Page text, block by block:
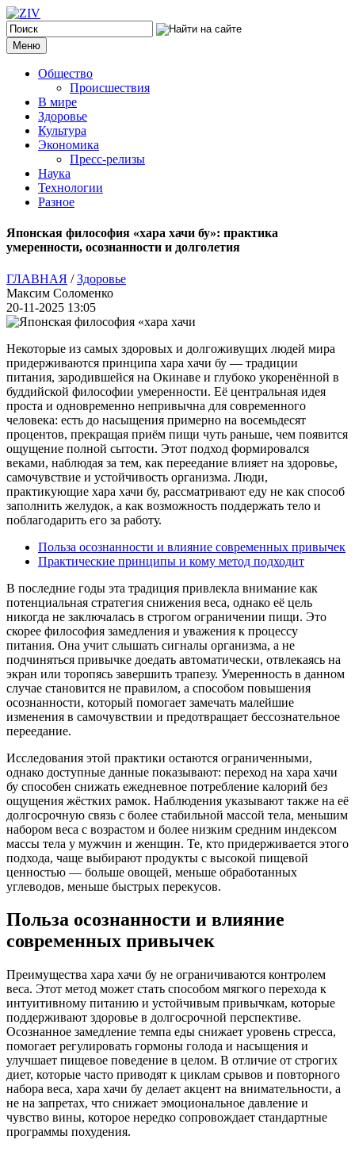
Меню
Общество
Происшествия
В мире
Здоровье
Культура
Экономика
Пресс-релизы
Наука
Технологии
Разное
Японская философия «хара хачи бу»: практика
умеренности, осознанности и долголетия
ГЛАВНАЯ /Здоровье
Максим Соломенко
20-11-2025 13:05
Некоторые из самых здоровых и долгоживущих людей мира
придерживаются принципа хара хачи бу — традиции
питания, зародившейся на Окинаве и глубоко укоренённой в
буддийской философии умеренности. Её центральная идея
проста и одновременно непривычна для современного
человека: есть до насыщения примерно на восемьдесят
процентов, прекращая приём пищи чуть раньше, чем появится
ощущение полной сытости. Этот подход формировался
веками, наблюдая за тем, как переедание влияет на здоровье,
самочувствие и устойчивость организма. Люди,
практикующие хара хачи бу, рассматривают еду не как способ
заполнить желудок, а как возможность поддержать тело и
поблагодарить его за работу.
Польза осознанности и влияние современных привычек
Практические принципы и кому метод подходит
В последние годы эта традиция привлекла внимание как
потенциальная стратегия снижения веса, однако её цель
никогда не заключалась в строгом ограничении пищи. Это
скорее философия замедления и уважения к процессу
питания. Она учит слышать сигналы организма, а не
подчиняться привычке доедать автоматически, отвлекаясь на
экран или торопясь завершить трапезу. Умеренность в данном
случае становится не правилом, а способом повышения
осознанности, который помогает замечать малейшие
изменения в самочувствии и предотвращает бессознательное
переедание.
Исследования этой практики остаются ограниченными,
однако доступные данные показывают: переход на хара хачи
бу способен снижать ежедневное потребление калорий без
ощущения жёстких рамок. Наблюдения указывают также на её
долгосрочную связь с более стабильной массой тела, меньшим
набором веса с возрастом и более низким средним индексом
массы тела у мужчин и женщин. Те, кто придерживается этого
подхода, чаще выбирают продукты с высокой пищевой
ценностью — больше овощей, меньше обработанных
углеводов, меньше быстрых перекусов.
Польза осознанности и влияние
современных привычек
Преимущества хара хачи бу не ограничиваются контролем
веса. Этот метод может стать способом мягкого перехода к
интуитивному питанию и устойчивым привычкам, которые
поддерживают здоровье в долгосрочной перспективе.
Осознанное замедление темпа еды снижает уровень стресса,
помогает регулировать гормоны голода и насыщения и
улучшает пищевое поведение в целом. В отличие от строгих
диет, которые часто приводят к циклам срывов и повторного
набора веса, хара хачи бу делает акцент на внимательности, а
не на запретах, что снижает эмоциональное давление и
чувство вины, которое нередко сопровождает стандартные
программы похудения.